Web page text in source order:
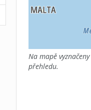
Na mapě
přehledu.